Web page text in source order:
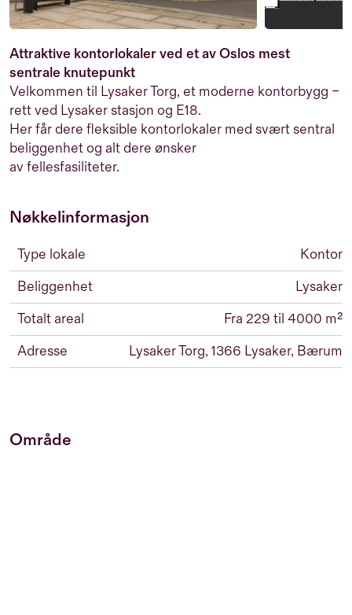
Attraktive kontorlokaler ved et av Oslos mest
sentrale knutepunkt
Velkommen til Lysaker Torg, et moderne kontorbygg –
rett ved Lysaker stasjon og E18.
Her får dere fleksible kontorlokaler med svært sentral
beliggenhet og alt dere ønsker
av fellesfasiliteter.
Nøkkelinformasjon
Type lokale
Kontor
Beliggenhet
Lysaker
Totalt areal
Fra 229 til 4000 m²
Adresse
Lysaker Torg, 1366 Lysaker, Bærum
Område